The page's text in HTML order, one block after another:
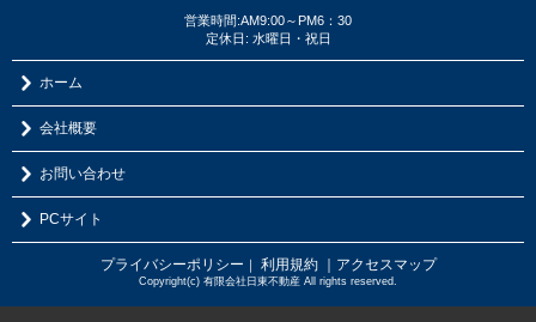
営業時間:AM9:00～PM6：30
定休日: 水曜日・祝日
ホーム
会社概要
お問い合わせ
PCサイト
プライバシーポリシー 利用規約 ｜アクセスマップ
Copyright(c) 有限会社日東不動産 All rights reserved.